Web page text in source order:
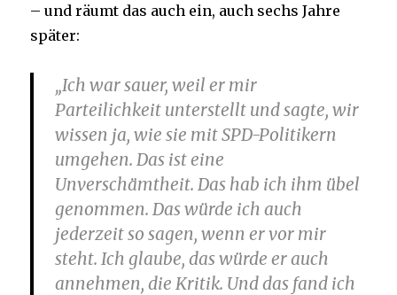
– und räumt das auch ein, auch sechs Jahre
später:
„Ich war sauer, weil er mir
Parteilichkeit unterstellt und sagte, wir
wissen ja, wie sie mit SPD-Politikern
umgehen. Das ist eine
Unverschämtheit. Das hab ich ihm übel
genommen. Das würde ich auch
jederzeit so sagen, wenn er vor mir
steht. Ich glaube, das würde er auch
annehmen, die Kritik. Und das fand ich